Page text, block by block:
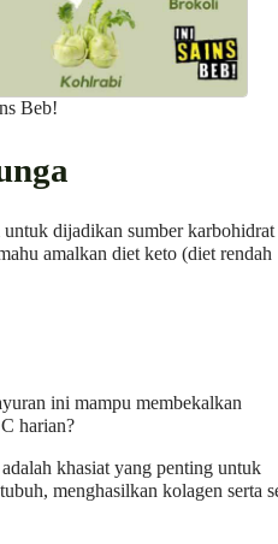
Beb!
dijadikan sumber karbohidrat
amalkan diet keto (diet rendah
ini mampu membekalkan
harian?
khasiat yang penting untuk
menghasilkan kolagen serta